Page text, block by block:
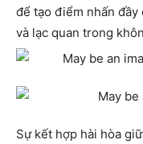
để tạo điểm nhấn
và lạc quan trong
Sự kết hợp hài hòa